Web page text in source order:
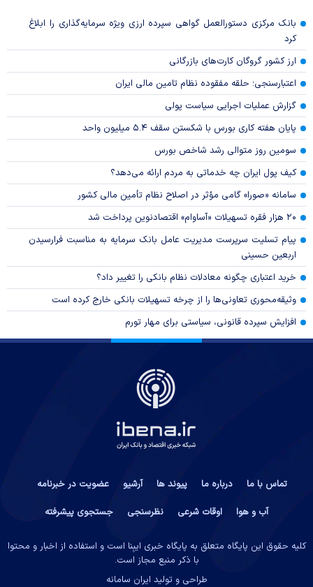
بانک مرکزی دستورالعمل گواهی سپرده ارزی ویژه سرمایه‌گذاری را ابلاغ
کرد
ارز کشور گروگان کارت‌های بازرگانی
اعتبارسنجی؛ حلقه مفقوده نظام تامین مالی ایران
گزارش عملیات اجرایی سیاست پولی
پایان هفته کاری بورس با شکستن سقف ۵.۴ میلیون واحد
سومین روز متوالی رشد شاخص بورس
کیف پول ایران چه خدماتی به مردم ارائه می‌دهد؟
سامانه «صورا» گامی مؤثر در اصلاح نظام تأمین مالی کشور
۲۰ هزار فقره تسهیلات «آساوام» اقتصادنوین پرداخت شد
پیام تسلیت سرپرست مدیریت عامل بانک سرمایه به مناسبت فرارسیدن
اربعین حسینی
خرید اعتباری چگونه معادلات نظام بانکی را تغییر داد؟
وثیقه‌محوری تعاونی‌ها را از چرخه تسهیلات بانکی خارج کرده است
افزایش سپرده قانونی، سیاستی برای مهار تورم
تماس با ما درباره ما پیوند ها آرشیو
عضویت در خبرنامه
آب و هوا
اوقات شرعی نظرسنجی جستجوی پیشرفته
کلیه حقوق این پایگاه متعلق به پایگاه خبری ایبِنا است و استفاده از اخبار و محتوا
با ذکر منبع مجاز است.
طراحی و تولید ایران سامانه